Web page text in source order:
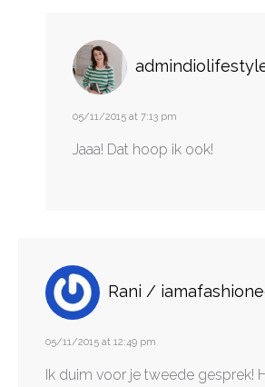
05/11/2015 at 7:13 pm
Jaaa! Dat hoop ik ook!
Rani /
05/11/2015 at 12:49 pm
Ik duim voor je tweede gesprek!